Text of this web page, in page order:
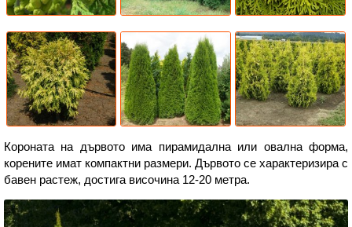
Короната на дървото има пирамидална или овална форма,
корените имат компактни размери. Дървото се характеризира с
бавен растеж, достига височина 12-20 метра.